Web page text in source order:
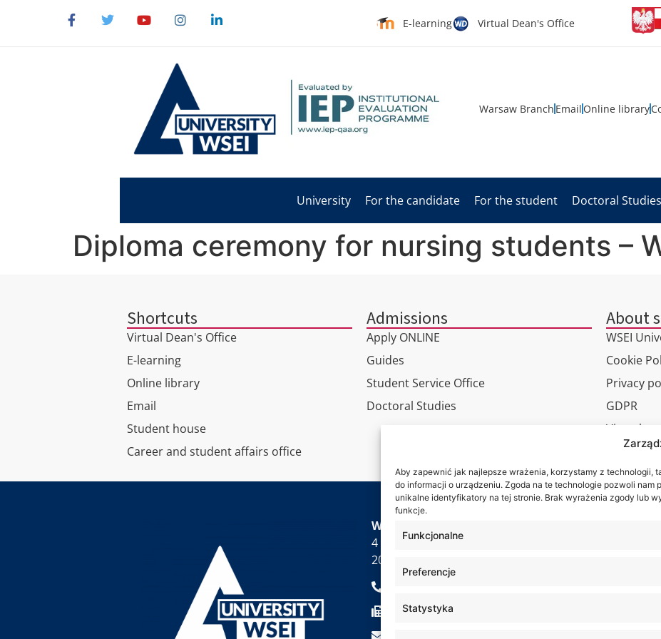
Aby zapewnić jak najlepsze wrażenia, korzystamy z
do informacji o urządzeniu. Zgoda na te technologie pozwoli
unikalne identyfikatory na tej stronie. Brak wyrażenia zgody lub
funkcje.
Funkcjonalne
Preferencje
Statystyka
E-learning Virtual Dean's Office
Warsaw Branch Email Online library
University For the candidate For the student Doctoral Studies
Diploma ceremony for nursing students –
Shortcuts
Virtual Dean's Office
E-learning
Online library
Email
Student house
Career and student affairs office
Admissions
Apply ONLINE
Guides
Student Service Office
Doctoral Studies
About
WSEI
Cookie
Privacy
GDPR
Virtual tour
Contact
WSEI University
4 Projektowa St.,
20-209 Lublin
+48 81 749 32 13